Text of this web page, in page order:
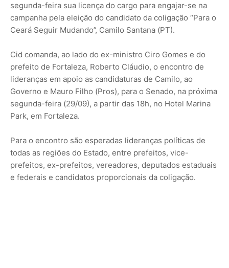
segunda-feira sua licença do cargo para engajar-se na
campanha pela eleição do candidato da coligação “Para o
Ceará Seguir Mudando”, Camilo Santana (PT).
Cid comanda, ao lado do ex-ministro Ciro Gomes e do
prefeito de Fortaleza, Roberto Cláudio, o encontro de
lideranças em apoio as candidaturas de Camilo, ao
Governo e Mauro Filho (Pros), para o Senado, na próxima
segunda-feira (29/09), a partir das 18h, no Hotel Marina
Park, em Fortaleza.
Para o encontro são esperadas lideranças políticas de
todas as regiões do Estado, entre prefeitos, vice-
prefeitos, ex-prefeitos, vereadores, deputados estaduais
e federais e candidatos proporcionais da coligação.